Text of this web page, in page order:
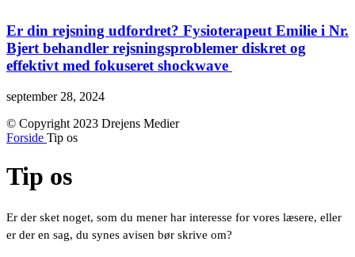
Er din rejsning udfordret? Fysioterapeut Emilie i Nr.
Bjert behandler rejsningsproblemer diskret og
effektivt med fokuseret shockwave
september 28, 2024
© Copyright 2023 Drejens Medier
Forside Tip os
Tip os
Er der sket noget, som du mener har interesse for vores læsere, eller
er der en sag, du synes avisen bør skrive om?